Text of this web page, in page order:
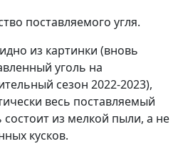
поставляемого угля.
из картинки (вновь
уголь на
сезон 2022-2023),
весь поставляемый
состоит из мелкой пыли, а не
кусков.